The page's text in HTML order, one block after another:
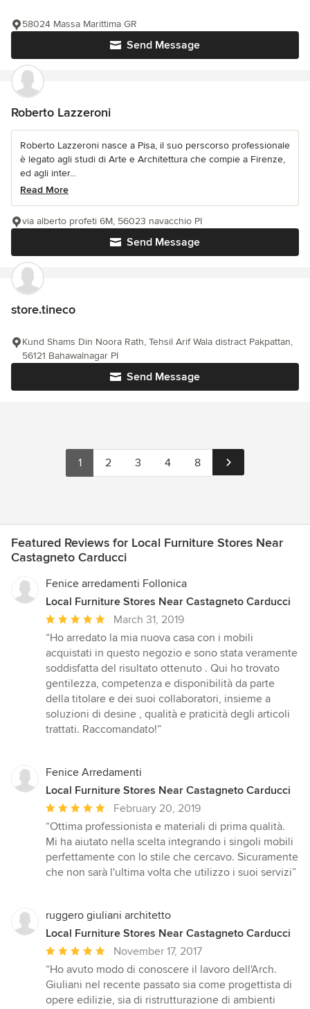
Send Message
58024 Massa Marittima GR
Roberto Lazzeroni
Roberto Lazzeroni nasce a Pisa, il suo perscorso professionale
è legato agli studi di Arte e Architettura che compie a Firenze,
ed agli inter...
Read More
Send Message
via alberto profeti 6M, 56023 navacchio PI
store.tineco
Send Message
Kund Shams Din Noora Rath, Tehsil Arif Wala distract Pakpattan,
56121 Bahawalnagar PI
1 2 3 4 8
Featured Reviews for Local Furniture Stores Near
Castagneto Carducci
Fenice arredamenti Follonica
Local Furniture Stores Near Castagneto Carducci
Average
rating:
5
out
of
5
stars
March 31, 2019
“Ho arredato la mia nuova casa con i mobili
acquistati in questo negozio e sono stata veramente
soddisfatta del risultato ottenuto . Qui ho trovato
gentilezza, competenza e disponibilità da parte
della titolare e dei suoi collaboratori, insieme a
soluzioni di desine , qualità e praticità degli articoli
trattati. Raccomandato!”
Fenice Arredamenti
Local Furniture Stores Near Castagneto Carducci
Average
rating:
5
out
of
February 20, 2019
“Ottima professionista e materiali di prima qualità.
Mi ha aiutato nella scelta integrando i singoli mobili
perfettamente con lo stile che cercavo. Sicuramente
che non sarà l'ultima volta che utilizzo i suoi servizi”
ruggero giuliani architetto
Local Furniture Stores Near Castagneto Carducci
Average
rating:
5
out
November 17, 2017
“Ho avuto modo di conoscere il lavoro dell'Arch.
Giuliani nel recente passato sia come progettista di
opere edilizie, sia di ristrutturazione di ambienti